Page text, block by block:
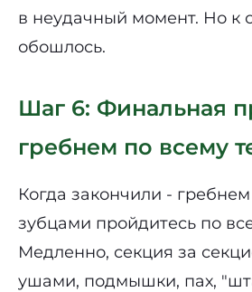
в неудачный момент. Но к
обошлось.
Шаг 6: Финальная
гребнем по всему
Когда закончили -
зубцами пройдитесь по
Медленно, секция за
ушами, подмышки, пах,